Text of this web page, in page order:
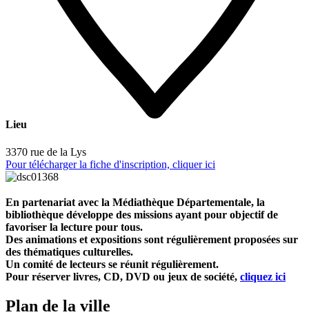
Lieu
3370 rue de la Lys
Pour télécharger la fiche d'inscription, cliquer ici
En partenariat avec la Médiathèque Départementale, la
bibliothèque développe des missions ayant pour objectif de
favoriser la lecture pour tous.
Des animations et expositions sont régulièrement proposées sur
des thématiques culturelles.
Un comité de lecteurs se réunit régulièrement.
Pour réserver livres, CD, DVD ou jeux de société, cliquez ici
Plan de la ville